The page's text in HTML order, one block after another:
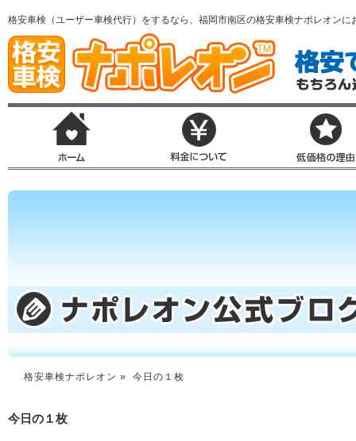
格安車検（ユーザー車検代行）をするなら、福岡市南区の格安車検ナポレオンに
格安車検ナポレオン » 今日の１枚
今日の１枚